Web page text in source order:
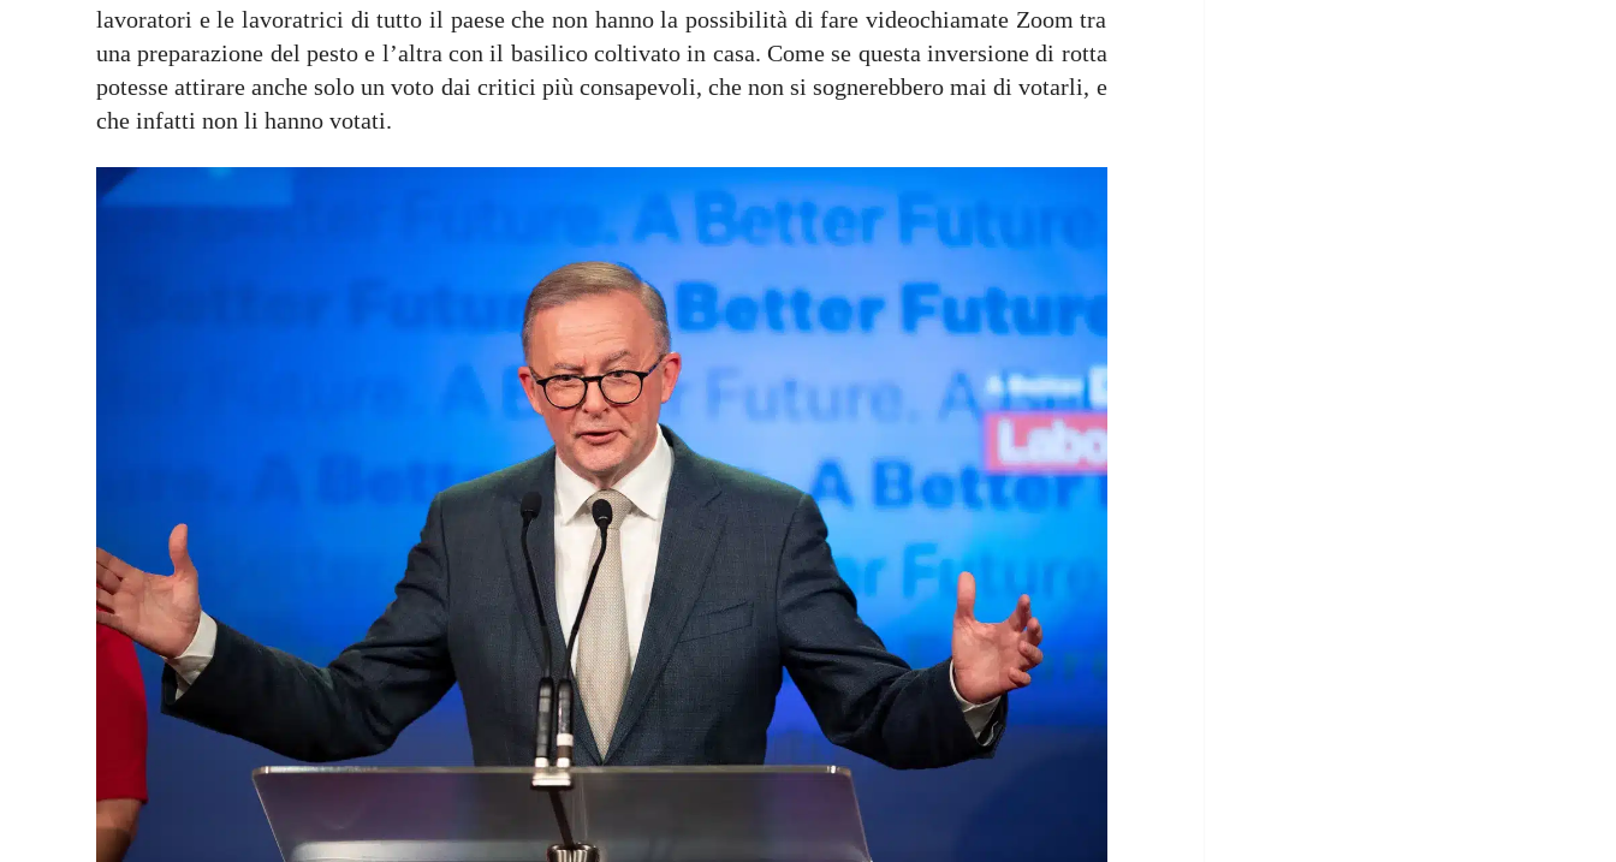
lavoratori e le lavoratrici di tutto il paese che non hanno la possibilità di fare videochiamate Zoom tra
una preparazione del pesto e l’altra con il basilico coltivato in casa. Come se questa inversione di rotta
potesse attirare anche solo un voto dai critici più consapevoli, che non si sognerebbero mai di votarli, e
che infatti non li hanno votati.